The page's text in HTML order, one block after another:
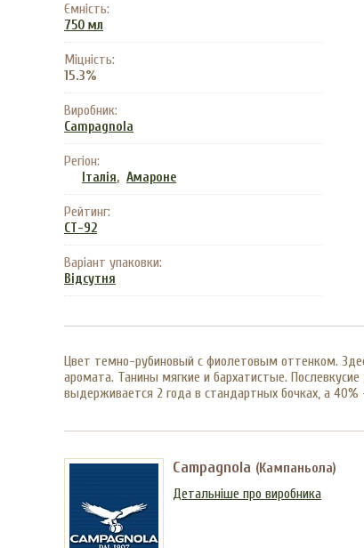
Ємність:
750 мл
Міцність:
15.3%
Виробник:
Campagnola
Регіон:
Італія, Амароне
Рейтинг:
CT-92
Варіант упаковки:
Відсутня
Цвет темно-рубиновый с фиолетовым оттенком.
аромата. Танины мягкие и бархатистые.
выдерживается 2 года в стандартных бочках, а 40%
Campagnola (Кампаньола)
Детальніше про виробника